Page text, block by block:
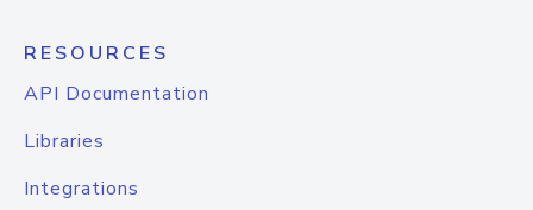
RESOURCES
API Documentation
Libraries
Integrations